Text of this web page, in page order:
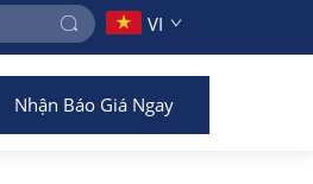
VI
Nhận Báo Giá Ngay